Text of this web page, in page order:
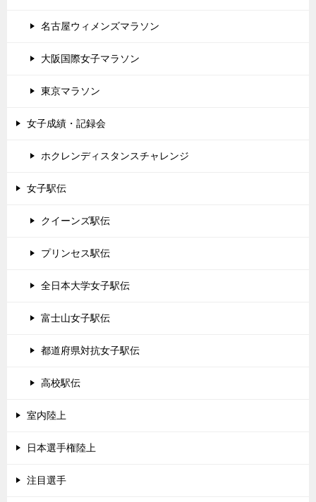
名古屋ウィメンズマラソン
大阪国際女子マラソン
東京マラソン
女子成績・記録会
ホクレンディスタンスチャレンジ
女子駅伝
クイーンズ駅伝
プリンセス駅伝
全日本大学女子駅伝
富士山女子駅伝
都道府県対抗女子駅伝
高校駅伝
室内陸上
日本選手権陸上
注目選手